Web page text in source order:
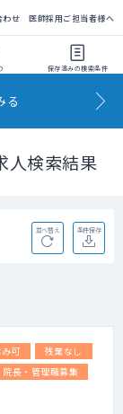
わせ 医師採用ご担当者様へ
保存済みの検索条件
る
人検索結果
並べ替え 条件保存
可
残業なし
院長・管理職募集